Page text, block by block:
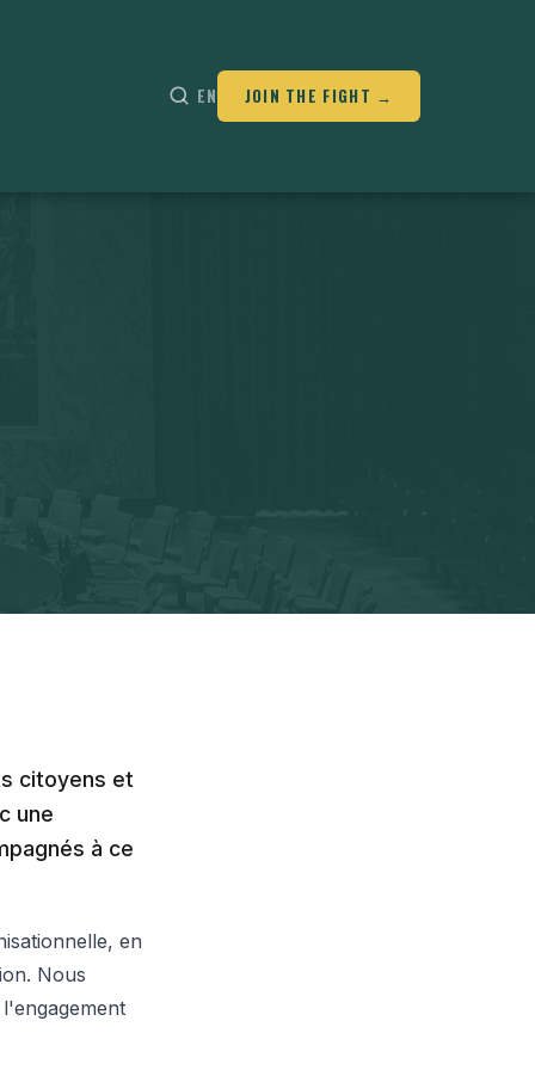
EN JOIN THE FIGHT →
citoyens et
une
à ce
en
Nous